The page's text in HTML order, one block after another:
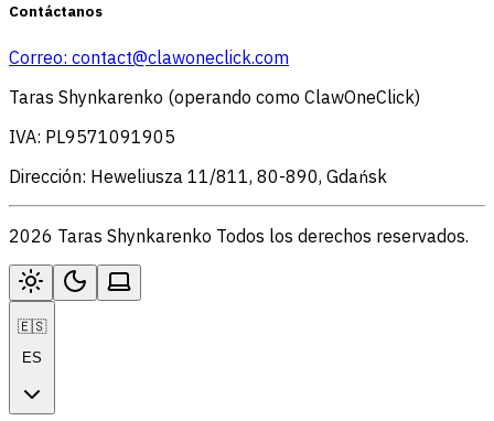
Contáctanos
Correo: contact@clawoneclick.com
Taras Shynkarenko (operando como ClawOneClick)
IVA: PL9571091905
Dirección: Heweliusza 11/811, 80-890, Gdańsk
2026 Taras Shynkarenko Todos los derechos reservados.
🇪🇸
ES